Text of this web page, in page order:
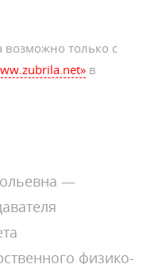
возможно только с
в
—
физико-